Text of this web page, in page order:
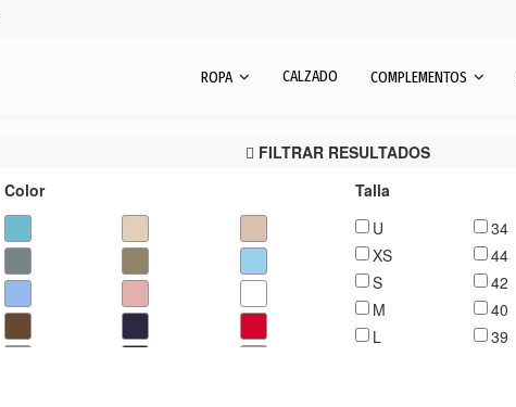
ROPA CALZADO COMPLEMENTOS
FILTRAR RESULTADOS
Color
Talla
U
XS
S
M
L
34
44
42
40
39